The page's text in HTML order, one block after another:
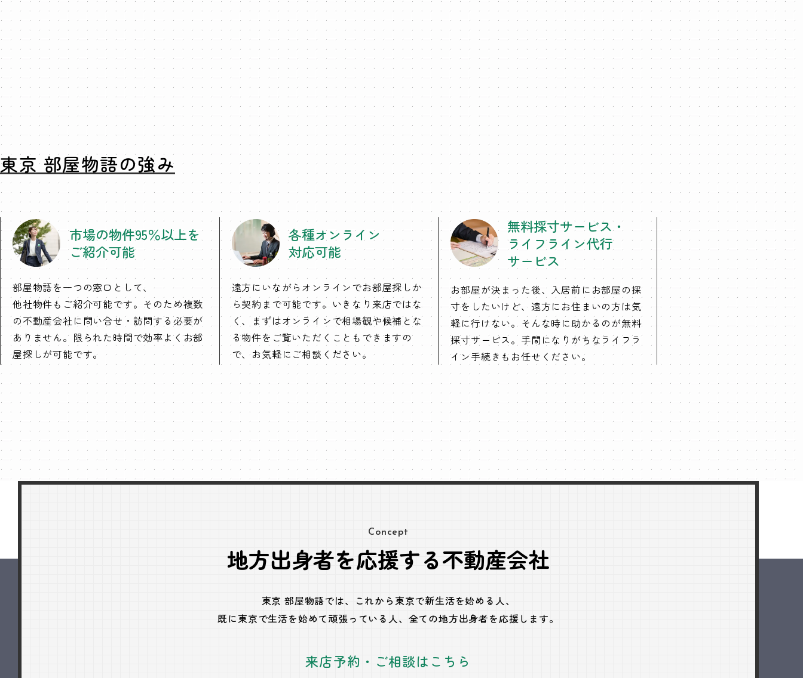
東京 部屋物語の強み
市場の物件95％以上を
ご紹介可能
部屋物語を一つの窓口として、
他社物件もご紹介可能です。そのため複数
の不動産会社に問い合せ・訪問する必要が
ありません。限られた時間で効率よくお部
屋探しが可能です。
各種オンライン
対応可能
遠方にいながらオンラインでお部屋探しか
ら契約まで可能です。いきなり来店ではな
く、まずはオンラインで相場観や候補とな
る物件をご覧いただくこともできますの
で、お気軽にご相談ください。
無料採寸サービス・
ライフライン代行
サービス
お部屋が決まった後、入居前にお部屋の採
寸をしたいけど、遠方にお住まいの方は気
軽に行けない。そんな時に助かるのが無料
採寸サービス。手間になりがちなライフラ
イン手続きもお任せください。
Concept
地方出身者を応援する不動産会社
東京 部屋物語では、
これから東京で新生活を始める人、
既に東京で生活を始めて頑張っている人、 全ての地方出身者を応援します。
来店予約・ご相談はこちら